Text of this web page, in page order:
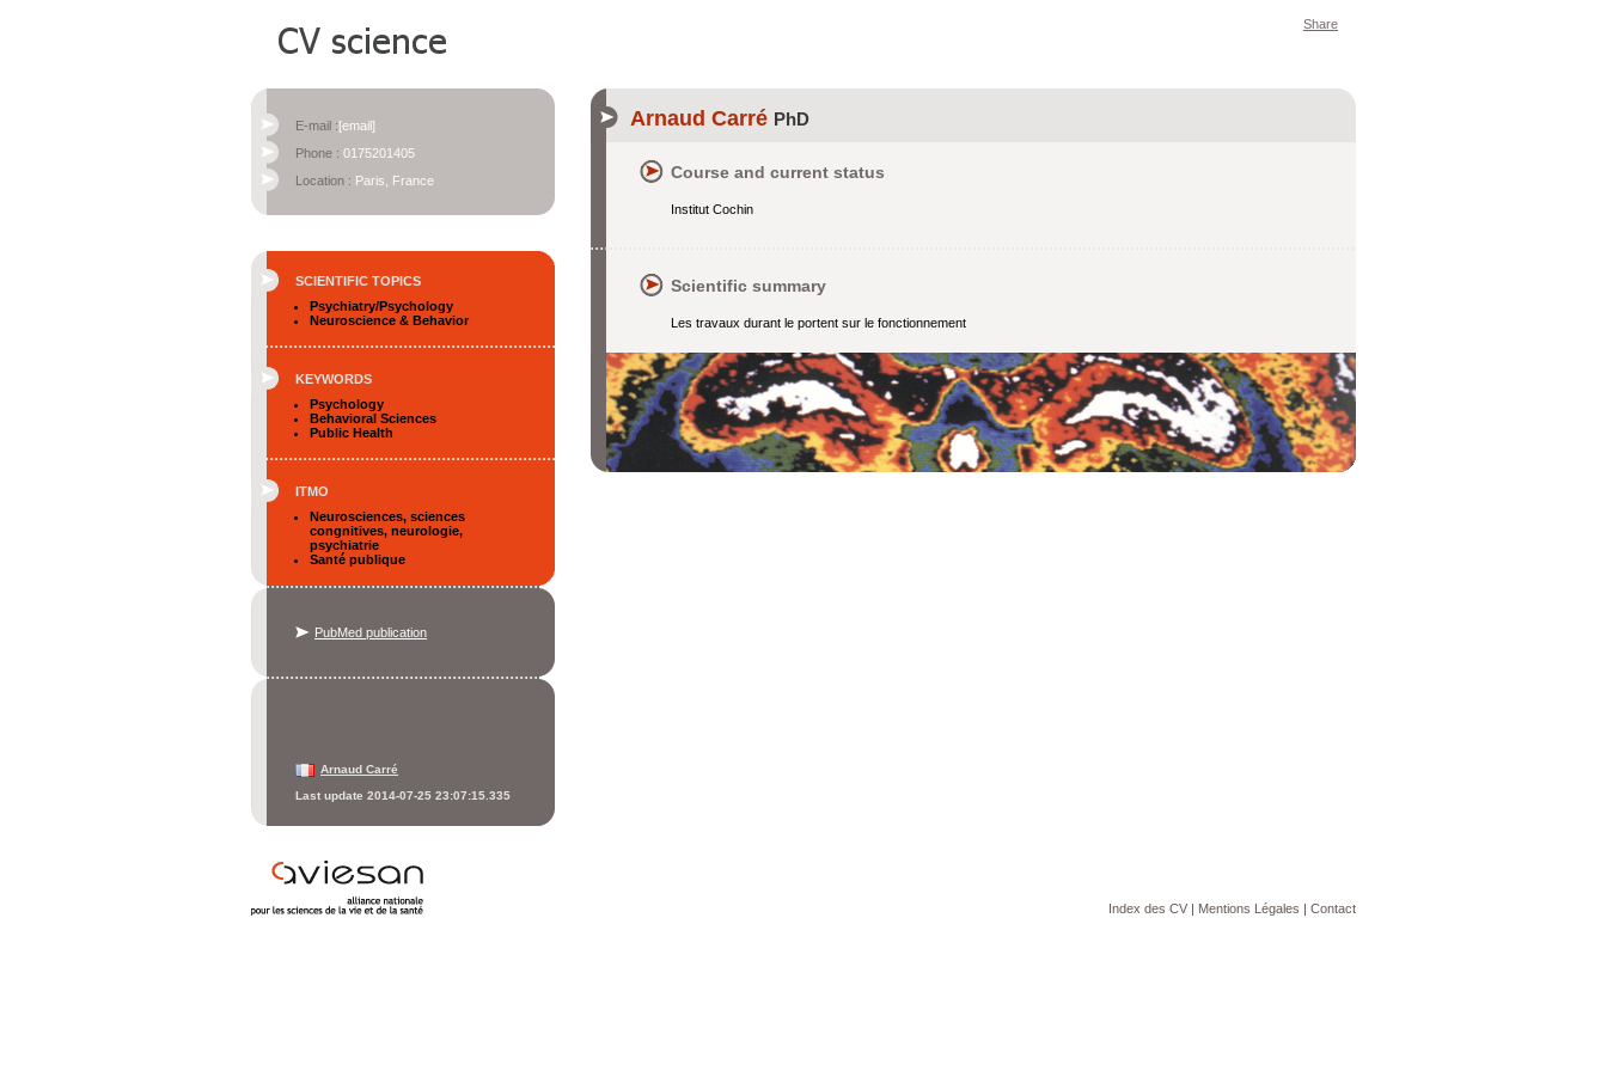
Share
E-mail :[email]
Phone : 0175201405
Location : Paris, France
SCIENTIFIC TOPICS
Psychiatry/Psychology
Neuroscience & Behavior
KEYWORDS
Psychology
Behavioral Sciences
Public Health
ITMO
Neurosciences, sciences
congnitives, neurologie,
psychiatrie
Santé publique
PubMed publication
Arnaud Carré
Last update 2014-07-25 23:07:15.335
Arnaud Carré PhD
Course and current status
Institut Cochin
Scientific summary
Les travaux durant le portent sur le fonctionnement
Index des CV| Mentions Légales | Contact